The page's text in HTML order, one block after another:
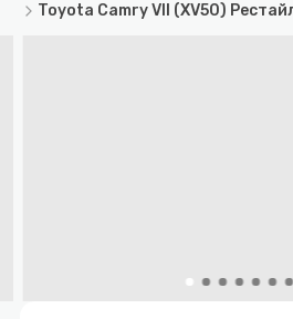
Toyota Camry VII (XV50)